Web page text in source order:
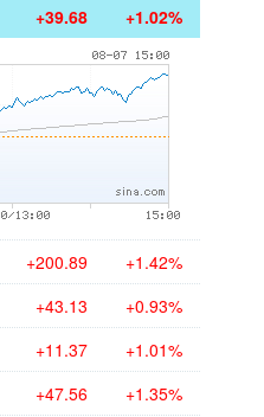
+39.68 +1.02%
+200.89 +1.42%
+43.13 +0.93%
+11.37 +1.01%
+47.56 +1.35%